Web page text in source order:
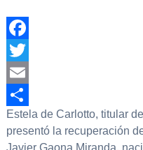
Facebook
Twitter
Email
Compartir
Estela de Carlotto, titular
presentó la recuperación